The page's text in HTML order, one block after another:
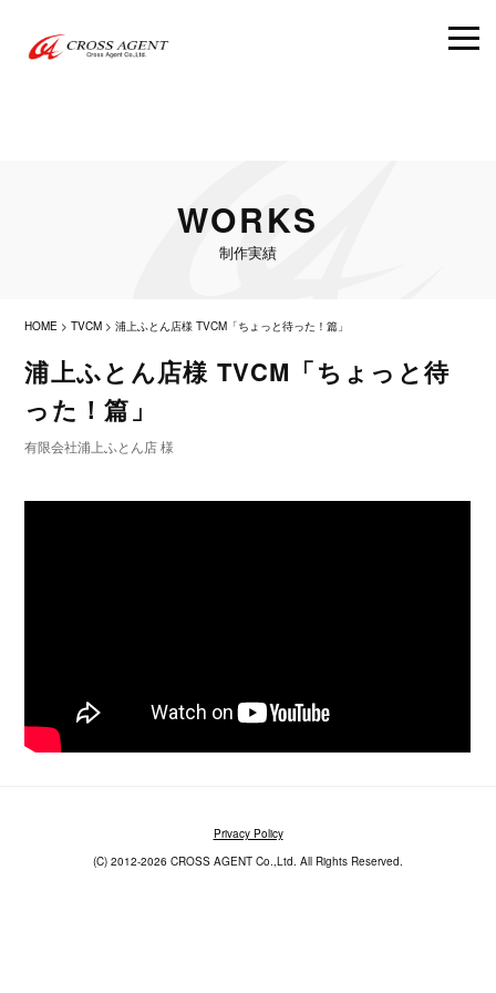
WORKS
制作実績
HOME >TVCM >浦上ふとん店様 TVCM「ちょっと待った！篇」
浦上ふとん店様 TVCM「ちょっと待
った！篇」
有限会社浦上ふとん店 様
Privacy Policy
(C) 2012-2026 CROSS AGENT Co.,Ltd. All Rights Reserved.